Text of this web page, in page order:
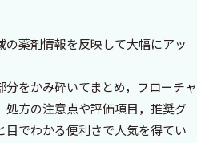
薬剤情報を反映して大幅にアッ
をかみ砕いてまとめ，フローチャ
処方の注意点や評価項目，推奨グ
目でわかる便利さで人気を得てい